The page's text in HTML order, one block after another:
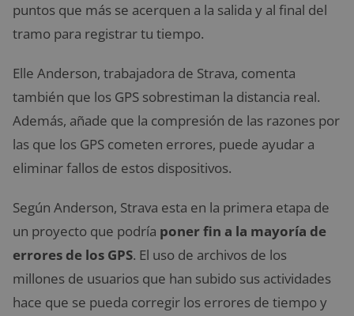
puntos que más se acerquen a la salida y al final del
tramo para registrar tu tiempo.
Elle Anderson, trabajadora de Strava, comenta
también que los GPS sobrestiman la distancia real.
Además, añade que la compresión de las razones por
las que los GPS cometen errores, puede ayudar a
eliminar fallos de estos dispositivos.
Según Anderson, Strava esta en la primera etapa de
un proyecto que podría poner fin a la mayoría de
errores de los GPS. El uso de archivos de los
millones de usuarios que han subido sus actividades
hace que se pueda corregir los errores de tiempo y